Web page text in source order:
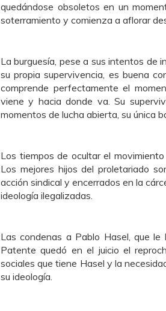
quedándose obsoletos en un
soterramiento y comienza a aflorar
La burguesía, pese a sus intentos de
su propia supervivencia, es buena
comprende perfectamente el
viene y hacia donde va. Su
momentos de lucha abierta, su única
Los tiempos de ocultar el
Los mejores hijos del proletariado
acción sindical y encerrados en la
ideología ilegalizadas.
Las condenas a Pablo Hasel, que
Patente quedó en el juicio el
sociales que tiene Hasel y la
su ideología.